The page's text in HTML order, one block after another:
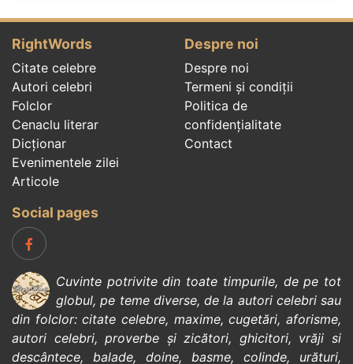
RightWords
Citate celebre
Autori celebri
Folclor
Cenaclu literar
Dicționar
Evenimentele zilei
Articole
Despre noi
Despre noi
Termeni și condiții
Politica de
confidenţialitate
Contact
Social pages
Cuvinte potrivite din toate timpurile, de pe tot
globul, pe teme diverse, de la autori celebrisau
din folclor:citate celebre, maxime,cugetări,aforisme,
autori celebri,proverbe și zicători, ghicitori, vrăji si
descântece, balade, doine, basme, colinde, urături,